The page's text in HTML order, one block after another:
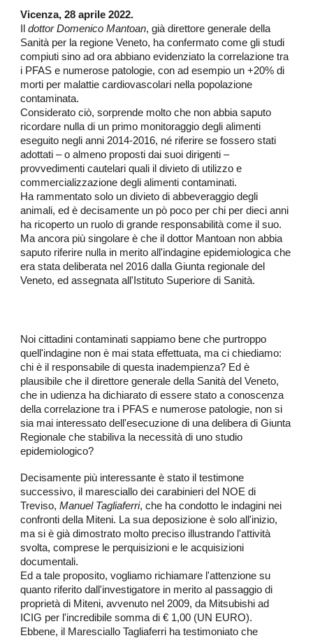
Vicenza, 28 aprile 2022.
Ildottor Domenico Mantoan, già direttore generale della
Sanità per la regione Veneto, ha confermato come gli studi
compiuti sino ad ora abbiano evidenziato la correlazione tra
i PFAS e numerose patologie, con ad esempio un +20% di
morti per malattie cardiovascolari nella popolazione
contaminata.
Considerato ciò, sorprende molto che non abbia saputo
ricordare nulla di un primo monitoraggio degli alimenti
eseguito negli anni 2014-2016, né riferire se fossero stati
adottati – o almeno proposti dai suoi dirigenti –
provvedimenti cautelari quali il divieto di utilizzo e
commercializzazione degli alimenti contaminati.
Ha rammentato solo un divieto di abbeveraggio degli
animali, ed è decisamente un pò poco per chi per dieci anni
ha ricoperto un ruolo di grande responsabilità come il suo.
Ma ancora più singolare è che il dottor Mantoan non abbia
saputo riferire nulla in merito all'indagine epidemiologica che
era stata deliberata nel 2016 dalla Giunta regionale del
Veneto, ed assegnata all'Istituto Superiore di Sanità.
Noi cittadini contaminati sappiamo bene che purtroppo
quell'indagine non è mai stata effettuata, ma ci chiediamo:
chi è il responsabile di questa inadempienza? Ed è
plausibile che il direttore generale della Sanità del Veneto,
che in udienza ha dichiarato di essere stato a conoscenza
della correlazione tra i PFAS e numerose patologie, non si
sia mai interessato dell'esecuzione di una delibera di Giunta
Regionale che stabiliva la necessità di uno studio
epidemiologico?
Decisamente più interessante è stato il testimone
successivo, il maresciallo dei carabinieri del NOE di
Treviso,Manuel Tagliaferri, che ha condotto le indagini nei
confronti della Miteni. La sua deposizione è solo all'inizio,
ma si è già dimostrato molto preciso illustrando l'attività
svolta, comprese le perquisizioni e le acquisizioni
documentali.
Ed a tale proposito, vogliamo richiamare l'attenzione su
quanto riferito dall'investigatore in merito al passaggio di
proprietà di Miteni, avvenuto nel 2009, da Mitsubishi ad
ICIG per l'incredibile somma di € 1,00 (UN EURO).
Ebbene, il Maresciallo Tagliaferri ha testimoniato che